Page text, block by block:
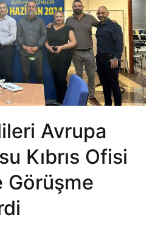
Avrupa
Kıbrıs Ofisi
Görüşme